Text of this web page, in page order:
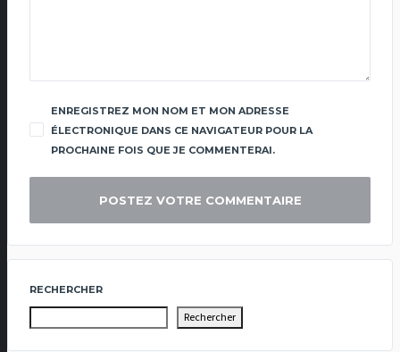
ENREGISTREZ MON NOM ET MON ADRESSE
ÉLECTRONIQUE DANS CE NAVIGATEUR POUR LA
PROCHAINE FOIS QUE JE COMMENTERAI.
RECHERCHER
Rechercher